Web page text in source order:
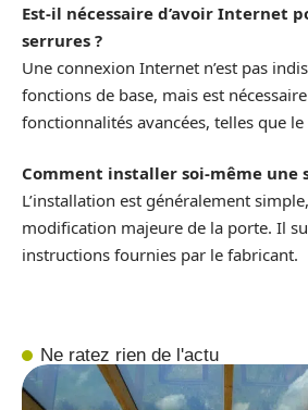
Est-il nécessaire d’avoir Internet
serrures ?
Une connexion Internet n’est pas
fonctions de base, mais est
fonctionnalités avancées, telles que
Comment installer soi-même une
L’installation est généralement
modification majeure de la porte. Il
instructions fournies par le fabricant.
Ne ratez rien de l'actu